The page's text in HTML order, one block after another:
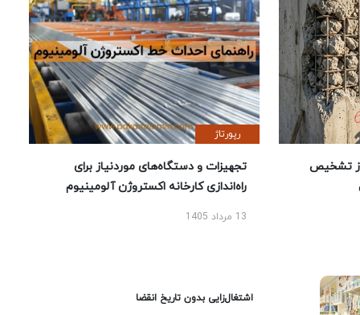
تشخیص
رپورتاژ
تجهیزات و دستگاه‌های موردنیاز برای
راه‌اندازی کارخانه اکستروژن آلومینیوم
13 مرداد 1405
اشتغال‌زایی بدون تاریخ انقضا